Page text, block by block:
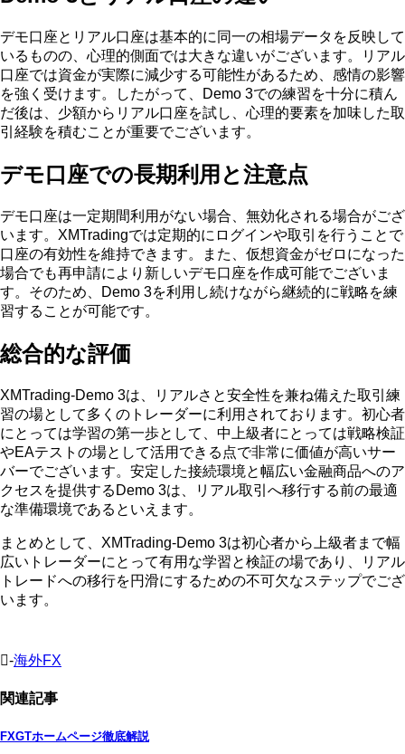
デモ口座とリアル口座は基本的に同一の相場データを反映して
いるものの、心理的側面では大きな違いがございます。リアル
口座では資金が実際に減少する可能性があるため、感情の影響
を強く受けます。したがって、Demo 3での練習を十分に積ん
だ後は、少額からリアル口座を試し、心理的要素を加味した取
引経験を積むことが重要でございます。
デモ口座での長期利用と注意点
デモ口座は一定期間利用がない場合、無効化される場合がござ
います。XMTradingでは定期的にログインや取引を行うことで
口座の有効性を維持できます。また、仮想資金がゼロになった
場合でも再申請により新しいデモ口座を作成可能でございま
す。そのため、Demo 3を利用し続けながら継続的に戦略を練
習することが可能です。
総合的な評価
XMTrading-Demo 3は、リアルさと安全性を兼ね備えた取引練
習の場として多くのトレーダーに利用されております。初心者
にとっては学習の第一歩として、中上級者にとっては戦略検証
やEAテストの場として活用できる点で非常に価値が高いサー
バーでございます。安定した接続環境と幅広い金融商品へのア
クセスを提供するDemo 3は、リアル取引へ移行する前の最適
な準備環境であるといえます。
まとめとして、XMTrading-Demo 3は初心者から上級者まで幅
広いトレーダーにとって有用な学習と検証の場であり、リアル
トレードへの移行を円滑にするための不可欠なステップでござ
います。
-海外FX
関連記事
FXGTホームページ徹底解説